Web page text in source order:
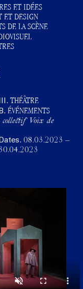
ET IDÉES
ET DESIGN
DE LA SCÈNE
III. THÉÂTRE
B. ÉVÉNEMENTS
Voix de
Dates. 08.03.2023 –